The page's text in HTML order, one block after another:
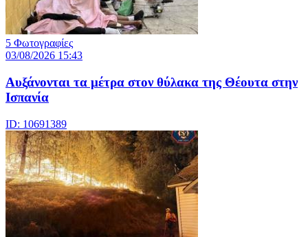
5 Φωτογραφίες
03/08/2026 15:43
Αυξάνονται τα μέτρα στον θύλακα της Θέουτα στην
Ισπανία
ID: 10691389